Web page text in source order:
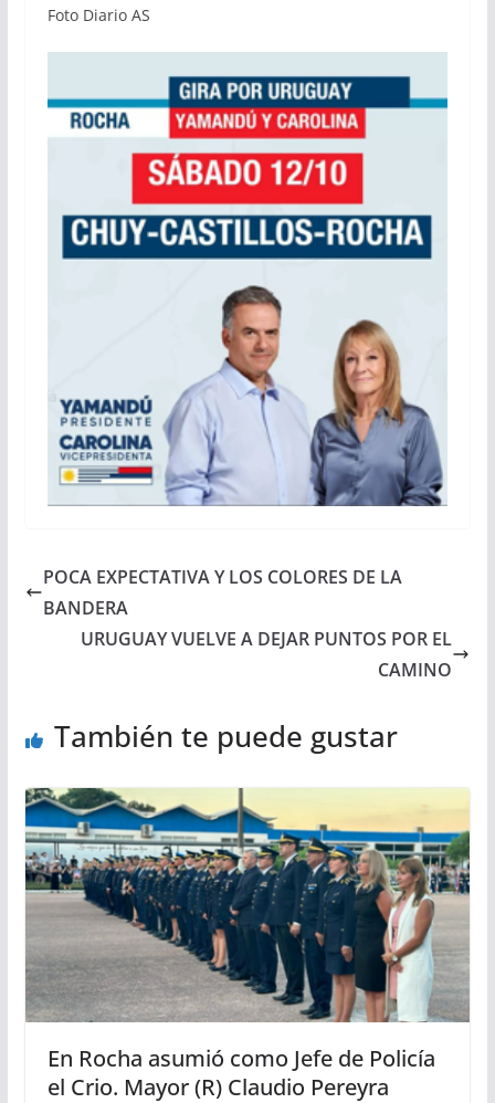
Foto Diario AS
POCA EXPECTATIVA Y LOS COLORES DE LA
BANDERA
URUGUAY VUELVE A DEJAR PUNTOS POR EL
CAMINO
También te puede gustar
En Rocha asumió como Jefe de Policía
el Crio. Mayor (R) Claudio Pereyra